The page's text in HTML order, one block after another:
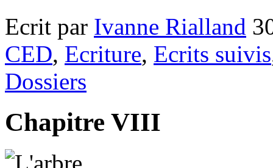
Ecrit par Ivanne Rialland
CED, Ecriture, Ecrits suivis
Dossiers
Chapitre VIII